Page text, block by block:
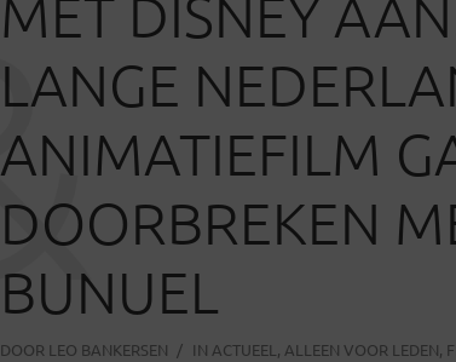
MET DISNEY
LANGE
ANIMATIEFILM
DOORBREKEN
BUNUEL
DOOR LEO BANKERSEN IN ACTUEEL , ALLEEN VOOR LEDEN,
&